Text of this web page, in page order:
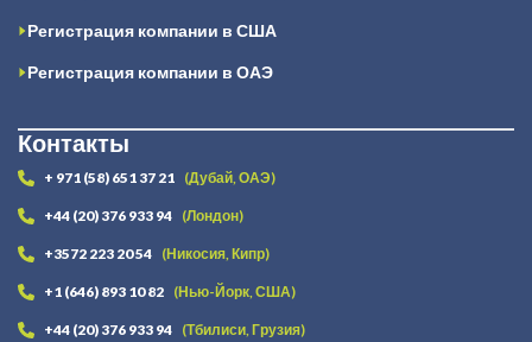
Регистрация компании в США
Регистрация компании в ОАЭ
Контакты
+ 971 (58) 651 37 21 (Дубай, ОАЭ)
+44 (20) 376 933 94 (Лондон)
+3572 223 20 54 (Никосия, Кипр)
+1 (646) 893 10 82 (Нью-Йорк, США)
+44 (20) 376 933 94 (Тбилиси, Грузия)